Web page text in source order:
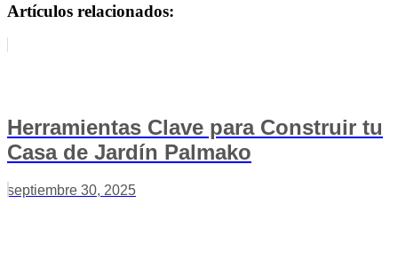
Artículos relacionados:
Herramientas Clave para Construir tu
Casa de Jardín Palmako
septiembre 30, 2025